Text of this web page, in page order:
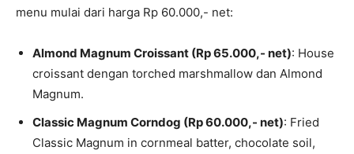
menu mulai dari harga Rp 60.000,- net:
Almond Magnum Croissant (Rp 65.000,- net): House
croissant dengan torched marshmallow dan Almond
Magnum.
Classic Magnum Corndog (Rp 60.000,- net): Fried
Classic Magnum in cornmeal batter, chocolate soil,